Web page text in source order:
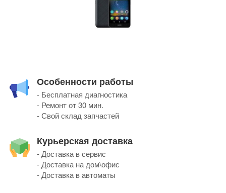
Особенности работы
- Бесплатная диагностика
- Ремонт от 30 мин.
- Свой склад запчастей
Курьерская доставка
- Доставка в сервис
- Доставка на дом\офис
- Доставка в автоматы